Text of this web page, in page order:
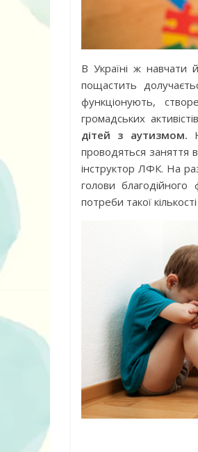
В Україні ж навчати
пощастить
функціонують,
громадських
дітей з аутизмом.
проводяться заняття
інструктор ЛФК. На
голови благодійного
потреби такої